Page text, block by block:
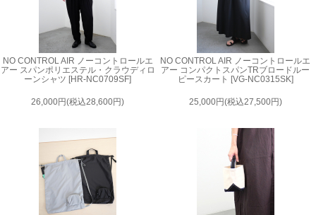
NO CONTROL AIR ノーコントロールエ
アー スパンポリエステル・クラウディロ
ーンシャツ [HR-NC0709SF]
26,000円(税込28,600円)
NO CONTROL AIR ノーコントロールエ
アー コンパクトスパンTRブロードルー
ピースカート [VG-NC0315SK]
25,000円(税込27,500円)